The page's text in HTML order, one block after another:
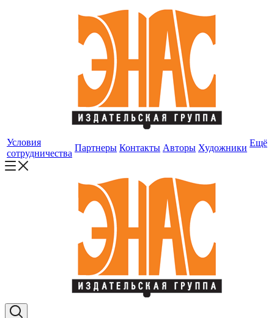
Условия
сотрудничества
Партнеры Контакты Авторы Художники Ещё